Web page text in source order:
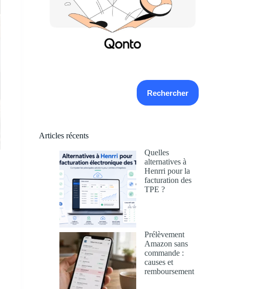
Rechercher
Articles récents
Quelles
alternatives à
Henrri pour la
facturation des
TPE ?
Prélèvement
Amazon sans
commande :
causes et
remboursement